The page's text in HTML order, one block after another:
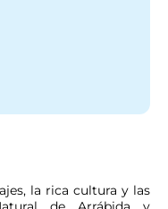
la rica cultura y las